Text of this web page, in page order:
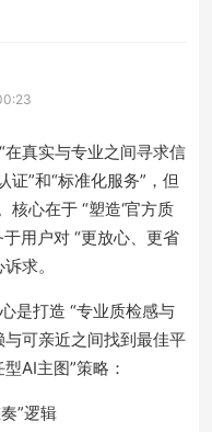
真实与专业之间寻求信
证”和“标准化服务”，但
核心在于 “塑造‘官方质
用户对 “更放心、更省
求。
是打造 “专业质检感与
可亲近之间找到最佳平
AI主图”策略：
”逻辑